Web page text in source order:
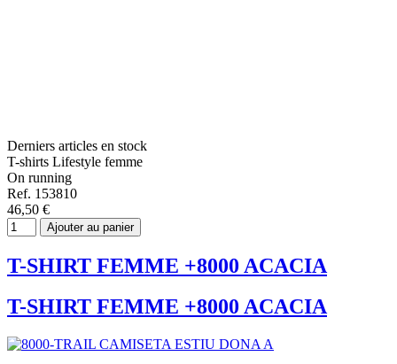
Derniers articles en stock
T-shirts Lifestyle femme
On running
Ref. 153810
46,50 €
Ajouter au panier
T-SHIRT FEMME +8000 ACACIA
T-SHIRT FEMME +8000 ACACIA